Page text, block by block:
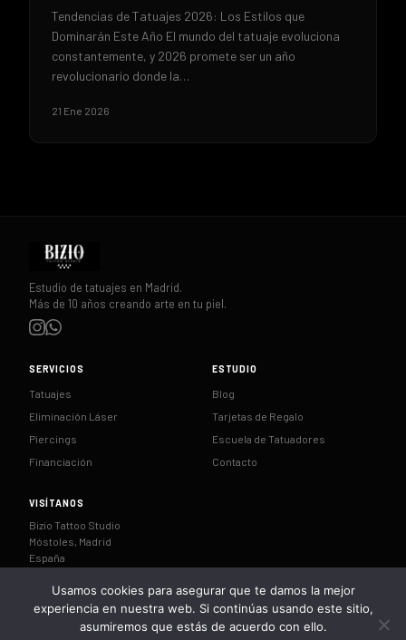
Tendencias de Tatuajes 2026: Los Estilos que
Dominarán Este Año El mundo del tatuaje evoluciona
constantemente, y 2026 promete ser un año
revolucionario donde la…
21 Ene 2026
Estudio de tatuajes en Madrid.
Más de 10 años creando arte en tu piel.
SERVICIOS
Tatuajes
Eliminación Láser
Piercings
Financiación
ESTUDIO
Blog
Tarjetas de Regalo
Escuela de Tatuadores
Contacto
VISÍTANOS
Bizio Tattoo Studio
Móstoles, Madrid
España
CÓMO LLEGAR
Usamos cookies para asegurar que te damos la mejor
experiencia en nuestra web. Si continúas usando este sitio,
asumiremos que estás de acuerdo con ello.